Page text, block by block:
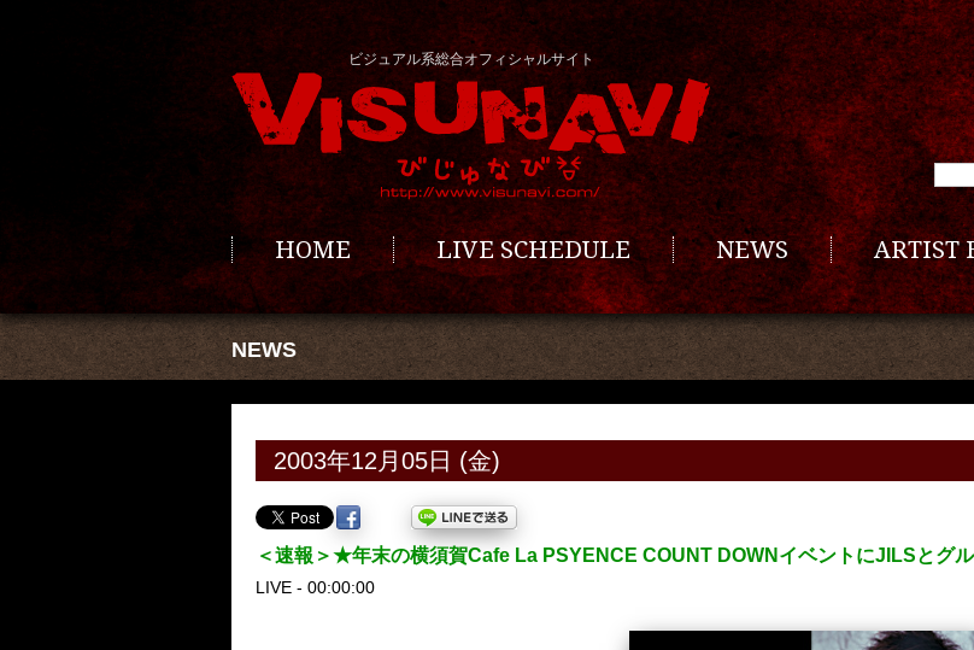
ビジュアル系総合オフィシャルサイト
HOME LIVE SCHEDULE NEWS ARTIST
NEWS
2003年12月05日 (金)
＜速報＞★年末の横須賀Cafe La PSYENCE COUNT DOWNイベントにJILSとグ
LIVE - 00:00:00